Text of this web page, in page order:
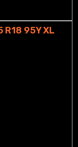
R18 95Y XL